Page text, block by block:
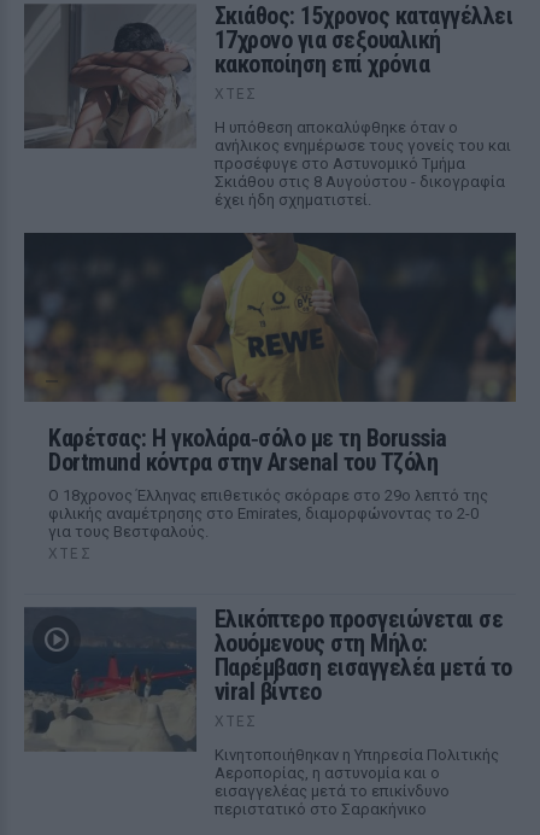
Σκιάθος: 15χρονος καταγγέλλει
17χρονο για σεξουαλική
κακοποίηση επί χρόνια
ΧΤΕΣ
Η υπόθεση αποκαλύφθηκε όταν ο
ανήλικος ενημέρωσε τους γονείς του και
προσέφυγε στο Αστυνομικό Τμήμα
Σκιάθου στις 8 Αυγούστου - δικογραφία
έχει ήδη σχηματιστεί.
Καρέτσας: Η γκολάρα‑σόλο με τη Borussia
Dortmund κόντρα στην Arsenal του Τζόλη
Ο 18χρονος Έλληνας επιθετικός σκόραρε στο 29ο λεπτό της
φιλικής αναμέτρησης στο Emirates, διαμορφώνοντας το 2-0
για τους Βεστφαλούς.
ΧΤΕΣ
Ελικόπτερο προσγειώνεται σε
λουόμενους στη Μήλο:
Παρέμβαση εισαγγελέα μετά το
viral βίντεο
ΧΤΕΣ
Κινητοποιήθηκαν η Υπηρεσία Πολιτικής
Αεροπορίας, η αστυνομία και ο
εισαγγελέας μετά το επικίνδυνο
περιστατικό στο Σαρακήνικο